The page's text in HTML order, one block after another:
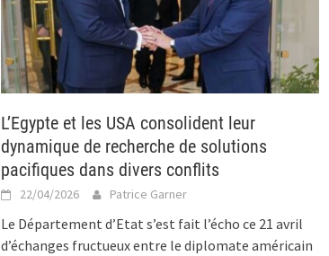
L’Egypte et les USA consolident leur
dynamique de recherche de solutions
pacifiques dans divers conflits
22/04/2026 Patrice Garner
Le Département d’Etat s’est fait l’écho ce 21 avril
d’échanges fructueux entre le diplomate américain